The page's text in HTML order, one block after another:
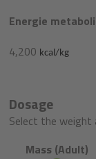
Energie
4,200 kcal/kg
Dosage
Select the weight
Mass (Adult)